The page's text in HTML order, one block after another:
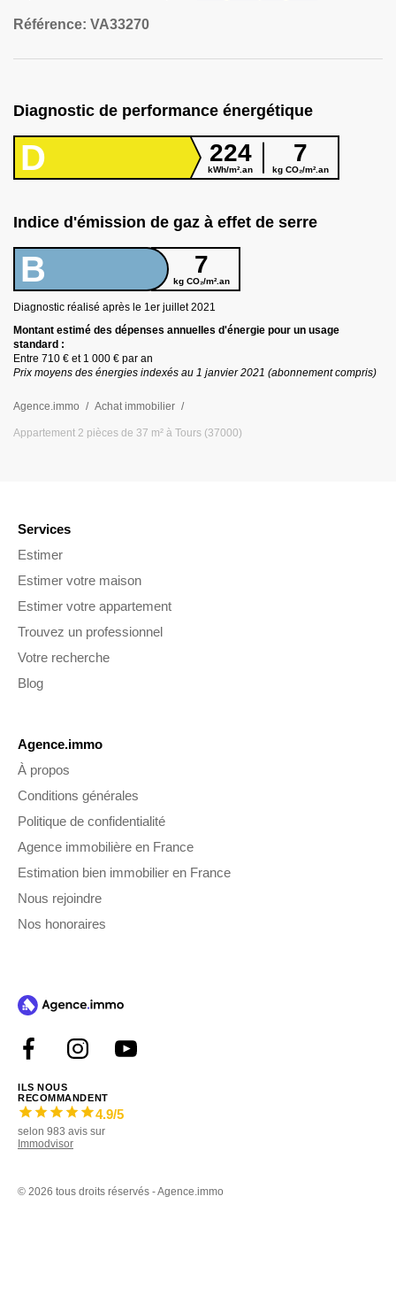
Référence: VA33270
Diagnostic de performance énergétique
D 224
kWh/m².an
7
kg CO₂/m².an
Indice d'émission de gaz à effet de serre
B 7
kg CO₂/m².an
Diagnostic réalisé après le 1er juillet 2021
Montant estimé des dépenses annuelles d'énergie pour un usage
standard :
Entre 710 € et 1 000 € par an
Prix moyens des énergies indexés au 1 janvier 2021 (abonnement compris)
Agence.immo Achat immobilier
Appartement 2 pièces de 37 m² à Tours (37000)
Services
Estimer
Estimer votre maison
Estimer votre appartement
Trouvez un professionnel
Votre recherche
Blog
Agence.immo
À propos
Conditions générales
Politique de confidentialité
Agence immobilière en France
Estimation bien immobilier en France
Nous rejoindre
Nos honoraires
ILS NOUS
RECOMMANDENT
4.9/5
selon 983 avis sur
Immodvisor
© 2026 tous droits réservés - Agence.immo